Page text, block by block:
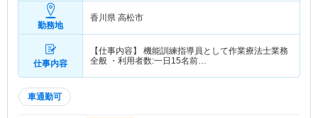
勤務地
香川県 高松市
仕事内容
【仕事内容】 機能訓練指導員として作業療法士業務
全般 ・利用者数:一日15名前…
車通勤可